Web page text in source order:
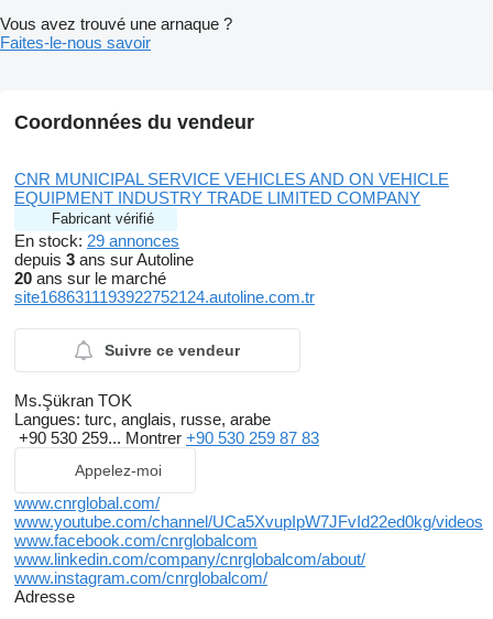
Vous avez trouvé une arnaque ?
Faites-le-nous savoir
Coordonnées du vendeur
CNR MUNICIPAL SERVICE VEHICLES AND ON VEHICLE
EQUIPMENT INDUSTRY TRADE LIMITED COMPANY
Fabricant vérifié
En stock: 29 annonces
depuis 3 ans sur Autoline
20 ans sur le marché
site1686311193922752124.autoline.com.tr
Suivre ce vendeur
Ms.Şükran TOK
Langues: turc, anglais, russe, arabe
+90 530 259... Montrer +90 530 259 87 83
Appelez-moi
www.cnrglobal.com/
www.youtube.com/channel/UCa5XvupIpW7JFvId22ed0kg/videos
www.facebook.com/cnrglobalcom
www.linkedin.com/company/cnrglobalcom/about/
www.instagram.com/cnrglobalcom/
Adresse